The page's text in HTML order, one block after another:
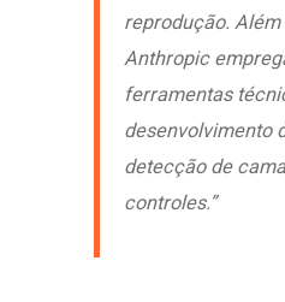
reprodução. Além
Anthropic
ferramentas
desenvolvimento
detecção de
controles.”